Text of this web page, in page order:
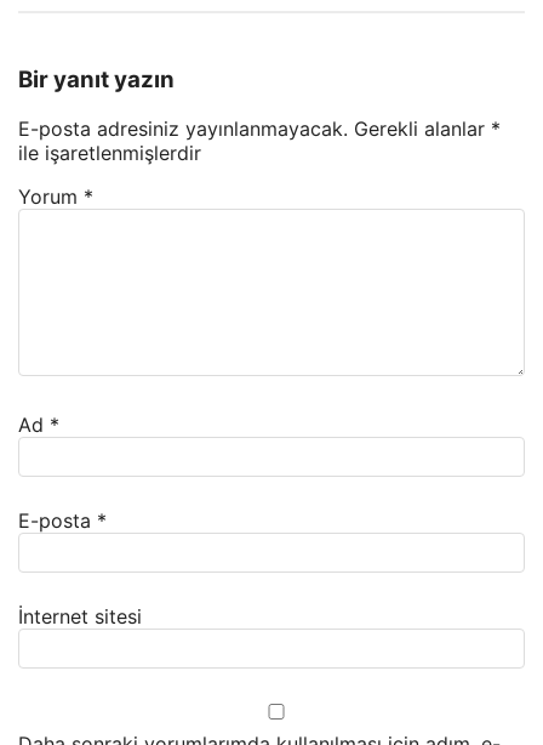
Bir yanıt yazın
E-posta adresiniz yayınlanmayacak. Gerekli alanlar *
ile işaretlenmişlerdir
Yorum *
Ad *
E-posta *
İnternet sitesi